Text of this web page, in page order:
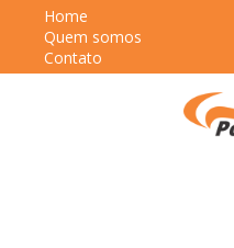
Home
Quem somos
Contato